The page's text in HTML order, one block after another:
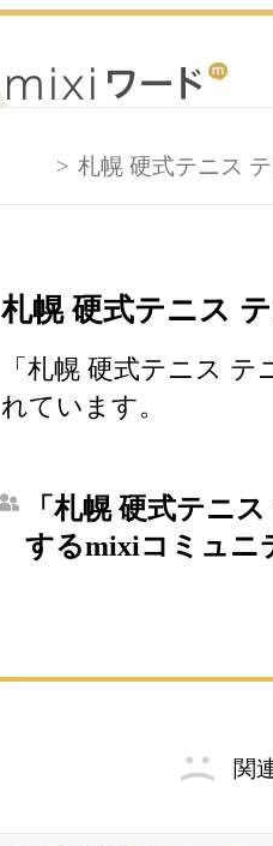
札幌 硬式テニス
札幌 硬式テニス
「札幌 硬式テニス
れています。
「札幌 硬式テニ
するmixiコミュニ
関